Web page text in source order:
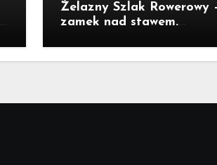
Żelazny Szlak Rowerowy
zamek nad stawem.